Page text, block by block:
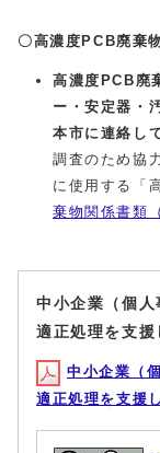
〇高濃度PCB廃棄
高濃度 PCB廃
ー・安定器・
本市に連絡し
調査のため協
に使用する「
棄物関係書類
中小企業（個
適正処理を支援
中小企業（
適正処理を支援